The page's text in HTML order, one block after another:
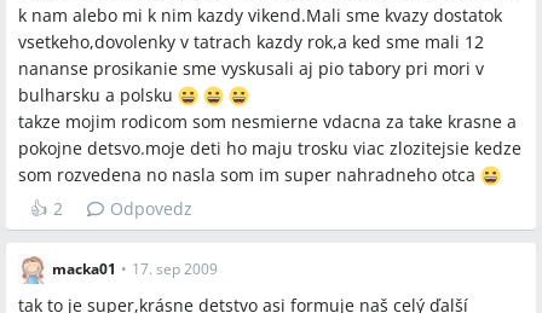
k nam alebo mi k nim kazdy vikend.Mali sme kvazy dostatok
vsetkeho,dovolenky v tatrach kazdy rok,a ked sme mali 12
nananse prosikanie sme vyskusali aj pio tabory pri mori v
bulharsku a polsku
takze mojim rodicom som nesmierne vdacna za take krasne a
pokojne detsvo.moje deti ho maju trosku viac zlozitejsie kedze
som rozvedena no nasla som im super nahradneho otca
👍 2 Odpovedz
macka01 • 17. sep 2009
tak to je super,krásne detstvo asi formuje naš celý ďalší